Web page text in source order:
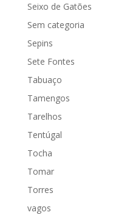
Seixo de Gatões
Sem categoria
Sepins
Sete Fontes
Tabuaço
Tamengos
Tarelhos
Tentúgal
Tocha
Tomar
Torres
vagos